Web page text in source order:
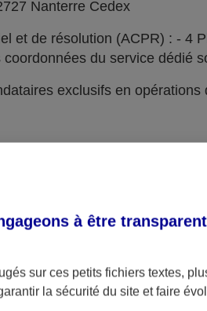
Nanterre Cedex
et de résolution (ACPR) : - 4
du service dédié
exclusifs en
à être
sur ces petits fichiers textes,
la sécurité du site et faire